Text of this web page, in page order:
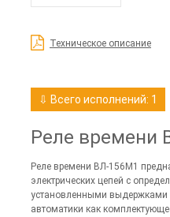
Техническое описание
⇩ Всего исполнений: 1
Реле времени
Реле времени ВЛ-156М1
электрических цепей с
установленными выдержками
автоматики как